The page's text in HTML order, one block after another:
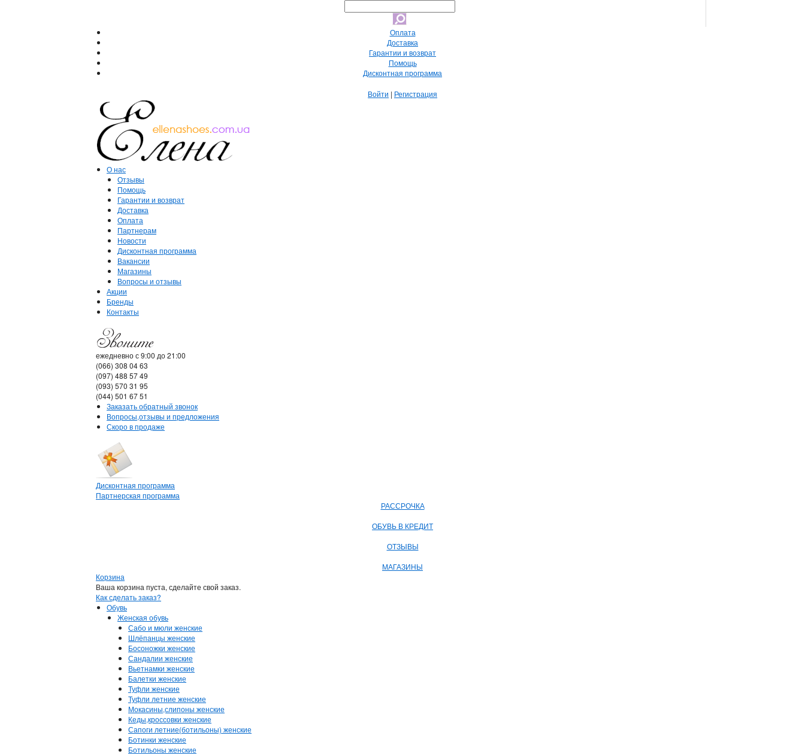
Оплата
Доставка
Гарантии и возврат
Помощь
Дисконтная программа
Войти | Регистрация
О нас
Отзывы
Помощь
Гарантии и возврат
Доставка
Оплата
Партнерам
Новости
Дисконтная программа
Вакансии
Магазины
Вопросы и отзывы
Акции
Бренды
Контакты
ежедневно с 9:00 до 21:00
(066) 308 04 63
(097) 488 57 49
(093) 570 31 95
(044) 501 67 51
Заказать обратный звонок
Вопросы,отзывы и предложения
Скоро в продаже
Дисконтная программа
Партнерская программа
РАССРОЧКА
ОБУВЬ В КРЕДИТ
ОТЗЫВЫ
МАГАЗИНЫ
Корзина
Ваша корзина пуста, сделайте свой заказ.
Как сделать заказ?
Обувь
Женская обувь
Сабо и мюли женские
Шлёпанцы женские
Босоножки женские
Сандалии женские
Вьетнамки женские
Балетки женские
Туфли женские
Туфли летние женские
Мокасины,слипоны женские
Кеды,кроссовки женские
Сапоги летние(ботильоны) женские
Ботинки женские
Ботильоны женские